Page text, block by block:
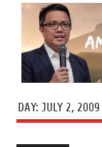
DAY: JULY 2, 2009